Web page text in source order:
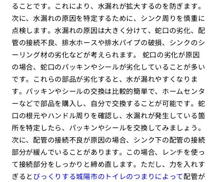
ることです。これにより、水漏れが拡大するのを防ぎます。
次に、水漏れの原因を特定するために、シンク周りを慎重に
点検します。水漏れの原因は大きく分けて、蛇口の劣化、配
管の接続不良、排水ホースや排水パイプの破損、シンクのシ
ーリング材の劣化などが考えられます。 蛇口の劣化が原因
の場合、蛇口のパッキンやシールが劣化していることが多い
です。これらの部品が劣化すると、水が漏れやすくなりま
す。パッキンやシールの交換は比較的簡単で、ホームセンタ
ーなどで部品を購入し、自分で交換することが可能です。蛇
口の根元やハンドル周りを確認し、水漏れが発生している箇
所を特定したら、パッキンやシールを交換してみましょう。
次に、配管の接続不良が原因の場合、シンク下の配管の接続
部分が緩んでいることがあります。この場合、レンチを使っ
て接続部分をしっかりと締め直します。ただし、力を入れす
ぎるとびっくりする城陽市のトイレのつまりによって配管が